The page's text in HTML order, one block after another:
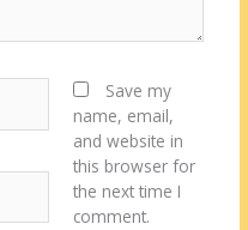
Save my
name, email,
and website in
this browser for
the next time I
comment.